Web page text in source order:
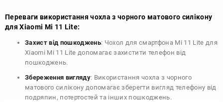
Переваги використання чохла з чорного матового силікону
для Xiaomi Mi 11 Lite:
Захист від пошкоджень: Чохол для смартфона Mi 11 Lite для
Xiaomi Mi 11 Lite допомагає захистити телефон від
пошкоджень.
Збереження вигляду: Використання чохла з чорного
матового силікону допомагає зберегти вигляд телефону від
подряпин, потертостей та інших пошкоджень.